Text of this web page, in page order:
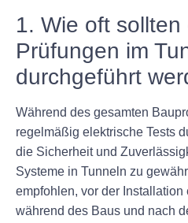
1. Wie oft sollten
Prüfungen im
durchgeführt
Während des gesamten
regelmäßig elektrische Tests
die Sicherheit und
Systeme in Tunneln zu
empfohlen, vor der Installation
während des Baus und nach